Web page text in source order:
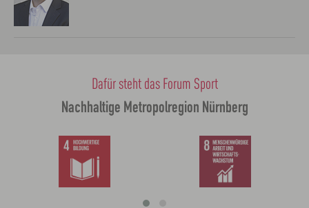
Nachhaltige Metropolregion Nürnberg
Dafür steht das Forum Sport